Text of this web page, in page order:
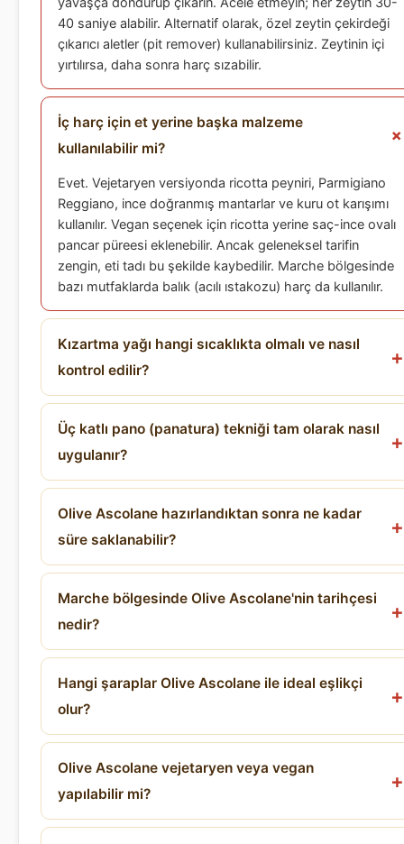
40 saniye alabilir. Alternatif olarak, özel zeytin çekirdeği
çıkarıcı aletler (pit remover) kullanabilirsiniz. Zeytinin içi
yırtılırsa, daha sonra harç sızabilir.
İç harç için et yerine başka malzeme
kullanılabilir mi?
Evet. Vejetaryen versiyonda ricotta peyniri, Parmigiano
Reggiano, ince doğranmış mantarlar ve kuru ot karışımı
kullanılır. Vegan seçenek için ricotta yerine saç-ince ovalı
pancar püreesi eklenebilir. Ancak geleneksel tarifin
zengin, eti tadı bu şekilde kaybedilir. Marche bölgesinde
bazı mutfaklarda balık (acılı ıstakozu) harç da kullanılır.
Kızartma yağı hangi sıcaklıkta olmalı ve nasıl
kontrol edilir?
Üç katlı pano (panatura) tekniği tam olarak nasıl
uygulanır?
Olive Ascolane hazırlandıktan sonra ne kadar
süre saklanabilir?
Marche bölgesinde Olive Ascolane'nin tarihçesi
nedir?
Hangi şaraplar Olive Ascolane ile ideal eşlikçi
olur?
Olive Ascolane vejetaryen veya vegan
yapılabilir mi?